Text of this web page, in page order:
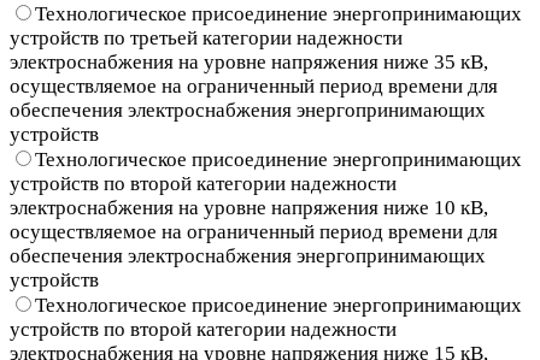
Технологическое присоединение энергопринимающих
устройств по третьей категории надежности
электроснабжения на уровне напряжения ниже 35 кВ,
осуществляемое на ограниченный период времени для
обеспечения электроснабжения энергопринимающих
устройств
Технологическое присоединение энергопринимающих
устройств по второй категории надежности
электроснабжения на уровне напряжения ниже 10 кВ,
осуществляемое на ограниченный период времени для
обеспечения электроснабжения энергопринимающих
устройств
Технологическое присоединение энергопринимающих
устройств по второй категории надежности
электроснабжения на уровне напряжения ниже 15 кВ,